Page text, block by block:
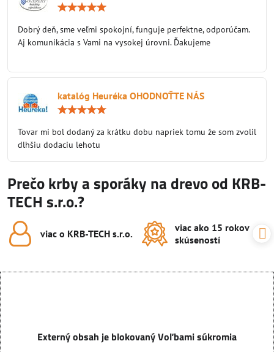
5
Dobrý deň, sme veľmi spokojní, funguje perfektne, odporúčam.
Aj komunikácia s Vami na vysokej úrovni. Ďakujeme
katalóg Heuréka OHODNOŤTE NÁS
5
Tovar mi bol dodaný za krátku dobu napriek tomu že som zvolil
dlhšiu dodaciu lehotu
Prečo krby a sporáky na drevo od KRB-
TECH s.r.o.?
viac o KRB-TECH s​.r​.o​.
viac ako 15 rokov
skúseností
Externý obsah je blokovaný Voľbami súkromia